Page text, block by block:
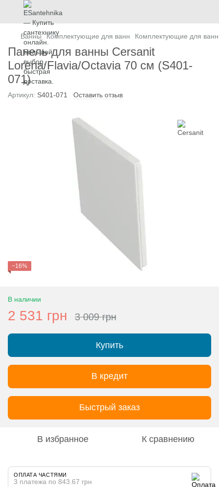
Ванны Комплектующие для ванн Комплектующие для
Панель для ванны Cersanit
Lorena/Flavia/Octavia 70 см (S401-
071)
Артикул: S401-071 Оставить отзыв
−16%
В наличии
2 531 грн 3 009 грн
Купить
В кредит
Быстрый заказ
В избранное К сравнению
ОПЛАТА ЧАСТЯМИ
3 платежа по 843.67 грн